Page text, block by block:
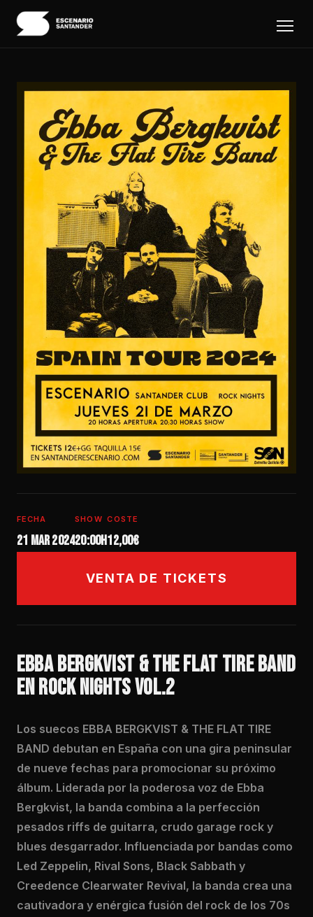
FECHA
21 mar 2024
SHOW
20:00h
COSTE
12,00€
VENTA DE TICKETS
EBBA BERGKVIST & THE FLAT TIRE BAND
EN ROCK NIGHTS VOL.2
Los suecos EBBA BERGKVIST & THE FLAT TIRE
BAND debutan en España con una gira peninsular
de nueve fechas para promocionar su próximo
álbum. Liderada por la poderosa voz de Ebba
Bergkvist, la banda combina a la perfección
pesados riffs de guitarra, crudo garage rock y
blues desgarrador. Influenciada por bandas como
Led Zeppelin, Rival Sons, Black Sabbath y
Creedence Clearwater Revival, la banda crea una
cautivadora y enérgica fusión del rock de los 70s